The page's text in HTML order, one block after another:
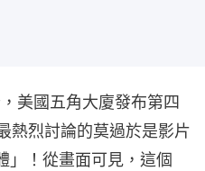
美國五角大廈發布第四
熱烈討論的莫過於是影片
」！從畫面可見，這個